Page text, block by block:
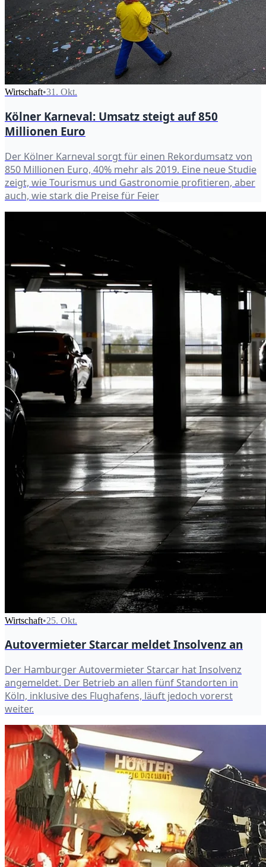
Wirtschaft•31. Okt.
Kölner Karneval: Umsatz steigt auf 850
Millionen Euro
Der Kölner Karneval sorgt für einen Rekordumsatz von
850 Millionen Euro, 40% mehr als 2019. Eine neue Studie
zeigt, wie Tourismus und Gastronomie profitieren, aber
auch, wie stark die Preise für Feier
Wirtschaft•25. Okt.
Autovermieter Starcar meldet Insolvenz an
Der Hamburger Autovermieter Starcar hat Insolvenz
angemeldet. Der Betrieb an allen fünf Standorten in
Köln, inklusive des Flughafens, läuft jedoch vorerst
weiter.